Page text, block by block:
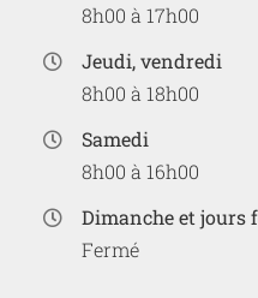
8h00 à 17h00
Jeudi, vendredi
8h00 à 18h00
Samedi
8h00 à 16h00
Dimanche et jours
Fermé